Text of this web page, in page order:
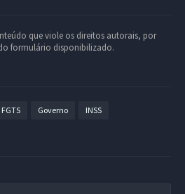
que viole os direitos autorais, por
formulário disponibilizado.
FGTS Governo INSS